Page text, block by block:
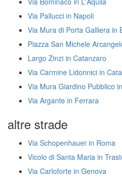
Via Pallucci in Napoli
Via Mura di Porta Galliera in
Piazza San Michele
Largo Zinzi in Catanzaro
Via Carmine Lidonnici in
Via Mura Giardino Pubblico
Via Argante in Ferrara
altre strade
Via Schopenhauer in Roma
Vicolo di Santa Maria in
Via Carloforte in Genova